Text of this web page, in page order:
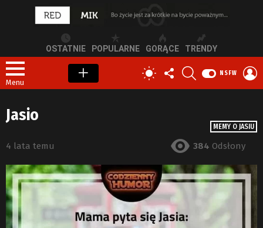
OSTATNIE POPULARNE GORĄCE TRENDY
Menu
PRZEŁĄCZ
SKÓRKĘ
OBSERWUJ
NAS
NSFW
MEMY O JASIU
Jasio
4 lata temu 384 Odsłony